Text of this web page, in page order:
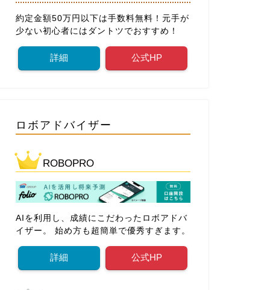
約定金額50万円以下は手数料無料！元手が
少ない初心者にはダントツでおすすめ！
詳細 公式HP
ロボアドバイザー
ROBOPRO
AIを利用し、成績にこだわったロボアドバ
イザー。 始め方も超簡単で優秀すぎます。
詳細 公式HP